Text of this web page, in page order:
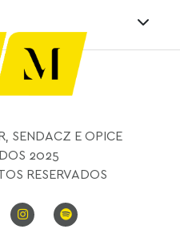
SENDACZ E OPICE
2025
RESERVADOS